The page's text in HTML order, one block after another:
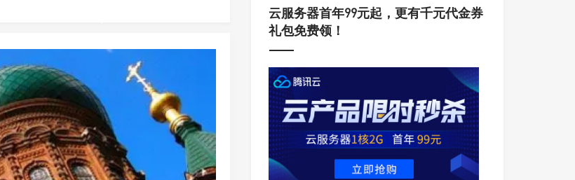
云服务器首年99元起，更有千元代金券
礼包免费领！